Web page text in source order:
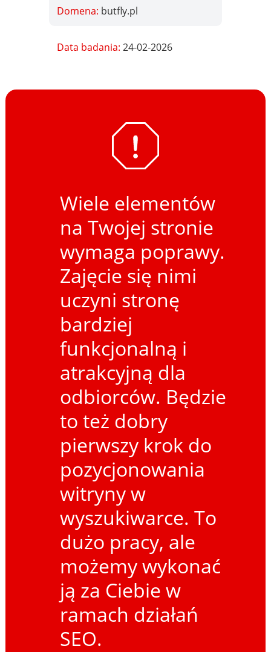
Domena: butfly.pl
Data badania:24-02-2026
Wiele elementów
na Twojej stronie
wymaga poprawy.
Zajęcie się nimi
uczyni stronę
bardziej
funkcjonalną i
atrakcyjną dla
odbiorców. Będzie
to też dobry
pierwszy krok do
pozycjonowania
witryny w
wyszukiwarce. To
dużo pracy, ale
możemy wykonać
ją za Ciebie w
ramach działań
SEO.